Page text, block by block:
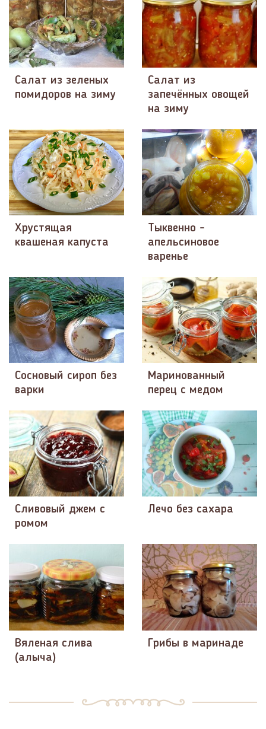
Салат из зеленых
помидоров на зиму
Салат из
запечённых овощей
на зиму
Хрустящая
квашеная капуста
Тыквенно -
апельсиновое
варенье
Сосновый сироп без
варки
Маринованный
перец с медом
Сливовый джем с
ромом
Лечо без сахара
Вяленая слива
(алыча)
Грибы в маринаде